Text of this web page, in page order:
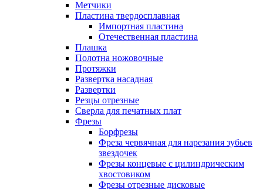
Метчики
Пластина твердосплавная
Импортная пластина
Отечественная пластина
Плашка
Полотна ножовочные
Протяжки
Развертка насадная
Развертки
Резцы отрезные
Сверла для печатных плат
Фрезы
Борфрезы
Фреза червячная для нарезания зубьев
звездочек
Фрезы концевые с цилиндрическим
хвостовиком
Фрезы отрезные дисковые